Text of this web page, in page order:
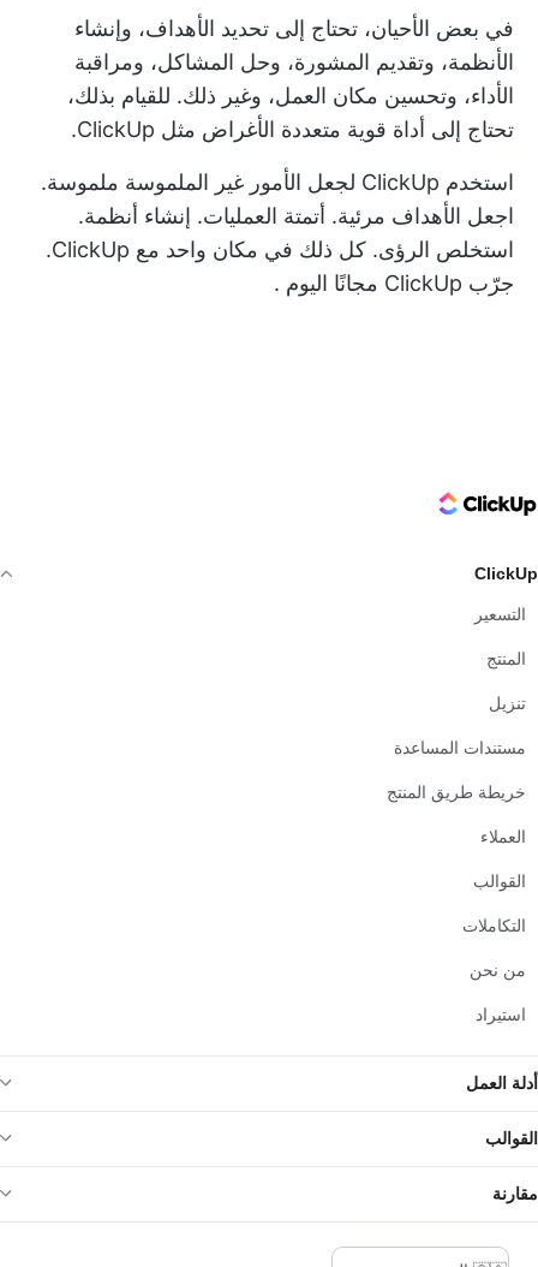
في بعض الأحيان، تحتاج إلى تحديد الأهداف، وإنشاء
الأنظمة، وتقديم المشورة، وحل المشاكل، ومراقبة
الأداء، وتحسين مكان العمل، وغير ذلك. للقيام بذلك،
تحتاج إلى أداة قوية متعددة الأغراض مثل ClickUp.
استخدم ClickUp لجعل الأمور غير الملموسة ملموسة.
اجعل الأهداف مرئية. أتمتة العمليات. إنشاء أنظمة.
استخلص الرؤى. كل ذلك في مكان واحد مع ClickUp.
جرّب ClickUp مجانًا اليوم
.
ClickUp Logo
ClickUp
التسعير
المنتج
تنزيل
مستندات المساعدة
خريطة طريق المنتج
العملاء
القوالب
التكاملات
من نحن
استيراد
أدلة العمل
القوالب
مقارنة